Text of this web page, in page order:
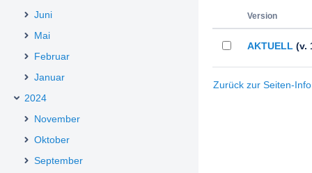
Juni
Mai
Februar
Januar
2024
November
Oktober
September
Version
AKTUELL (v.
Zurück zur Seiten-Info